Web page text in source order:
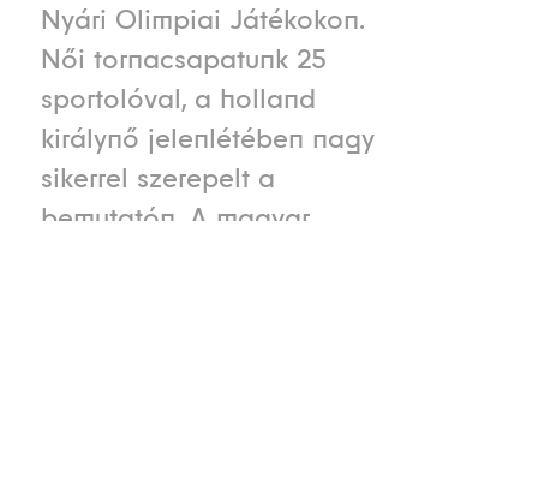
Nyári Olimpiai Játékokon.
Női tornacsapatunk 25
sportolóval, a holland
királynő jelenlétében nagy
sikerrel szerepelt a
bemutatón. A magyar